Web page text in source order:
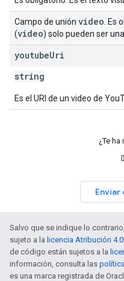
Campo de unión video .
(video) solo pueden ser
youtubeUri
string
Es el URI de un video de
¿Te
Enviar
Salvo que se indique lo
sujeto a la licencia Atribución
de código están sujetos a la
información, consulta las
es una marca registrada de